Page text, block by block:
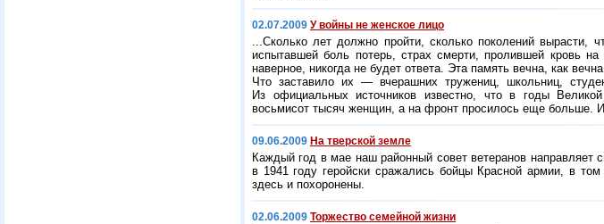
02.07.2009 У войны не женское лицо
...Сколько лет должно пройти, сколько поколений вырасти,
испытавшей боль потерь, страх смерти, пролившей кровь
наверное, никогда не будет ответа. Эта память вечна, как
Что заставило их — вчерашних тружениц, школьниц,
Из официальных источников известно, что в годы
восьмисот тысяч женщин, а на фронт просилось еще больше.
09.06.2009 На тверской земле
Каждый год в мае наш районный совет ветеранов направляет
в 1941 году геройски сражались бойцы Красной армии, в том
здесь и похоронены.
02.06.2009 Торжество семейной жизни